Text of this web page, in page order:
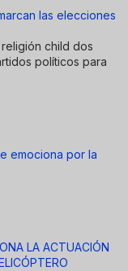
las elecciones
religión child dos
políticos para
emociona por la
LA ACTUACIÓN